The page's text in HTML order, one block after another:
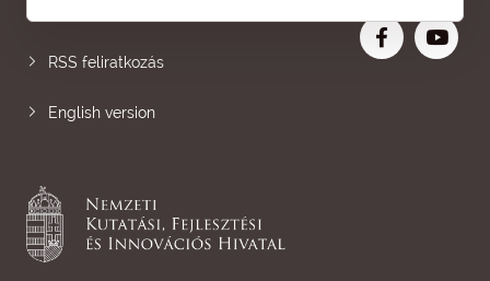
RSS feliratkozás
English version